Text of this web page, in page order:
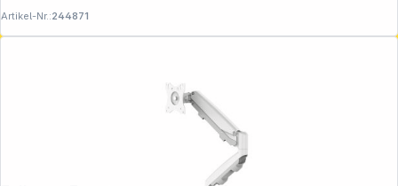
Artikel-Nr.:244871